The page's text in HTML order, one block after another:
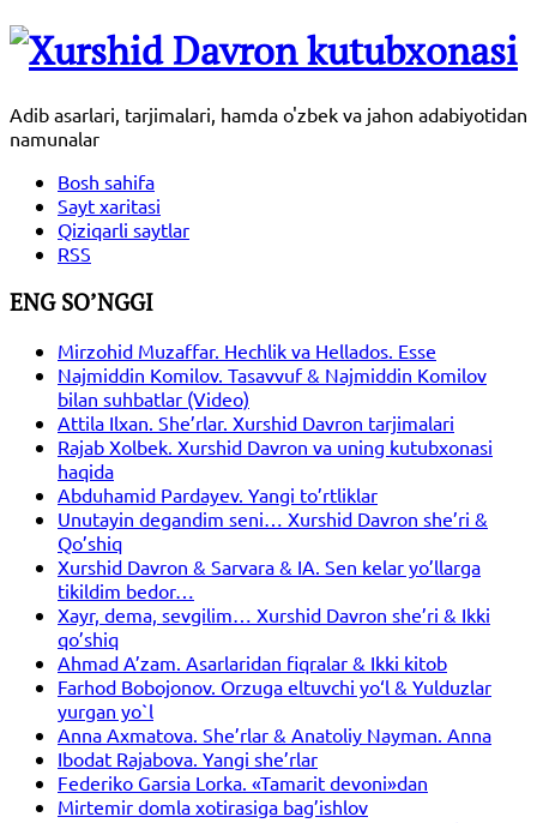
Adib asarlari, tarjimalari, hamda o'zbek va jahon adabiyotidan
namunalar
Bosh sahifa
Sayt xaritasi
Qiziqarli saytlar
RSS
ENG SO’NGGI
Mirzohid Muzaffar. Hechlik va Hellados. Esse
Najmiddin Komilov. Tasavvuf & Najmiddin Komilov
bilan suhbatlar (Video)
Attila Ilxan. She’rlar. Xurshid Davron tarjimalari
Rajab Xolbek. Xurshid Davron va uning kutubxonasi
haqida
Abduhamid Pardayev. Yangi to’rtliklar
Unutayin degandim seni… Xurshid Davron she’ri &
Qo’shiq
Xurshid Davron & Sarvara & IA. Sen kelar yo’llarga
tikildim bedor…
Xayr, dema, sevgilim… Xurshid Davron she’ri & Ikki
qo’shiq
Ahmad A’zam. Asarlaridan fiqralar & Ikki kitob
Farhod Bobojonov. Orzuga eltuvchi yo‘l & Yulduzlar
yurgan yo`l
Anna Axmatova. She’rlar & Anatoliy Nayman. Anna
Ibodat Rajabova. Yangi she’rlar
Federiko Garsia Lorka. «Tamarit devoni»dan
Mirtemir domla xotirasiga bag’ishlov